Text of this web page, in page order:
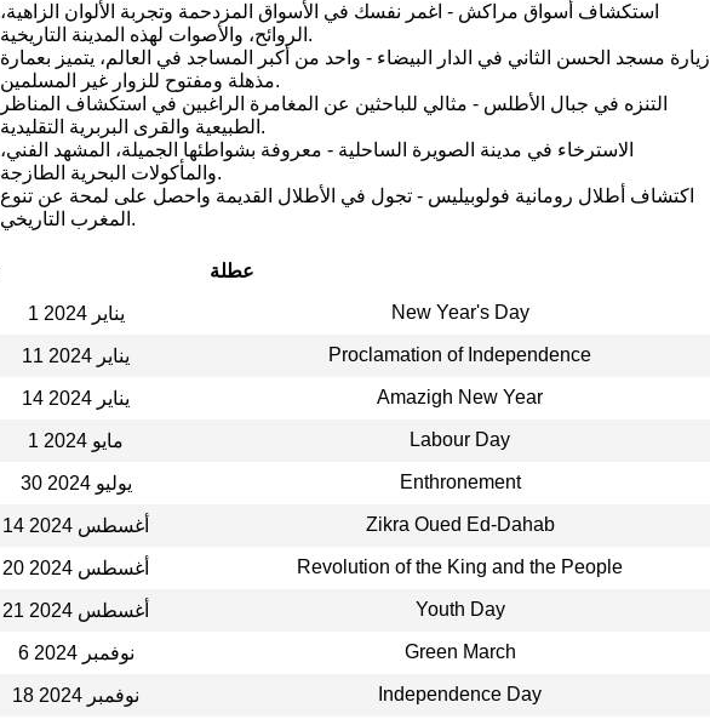
استكشاف أسواق مراكش - اغمر نفسك في الأسواق المزدحمة وتجربة الألوان الزاهية،
الروائح، والأصوات لهذه المدينة التاريخية.
زيارة مسجد الحسن الثاني في الدار البيضاء - واحد من أكبر المساجد في العالم، يتميز بعمارة
مذهلة ومفتوح للزوار غير المسلمين.
التنزه في جبال الأطلس - مثالي للباحثين عن المغامرة الراغبين في استكشاف المناظر
الطبيعية والقرى البربرية التقليدية.
الاسترخاء في مدينة الصويرة الساحلية - معروفة بشواطئها الجميلة، المشهد الفني،
والمأكولات البحرية الطازجة.
اكتشاف أطلال رومانية فولوبيليس - تجول في الأطلال القديمة واحصل على لمحة عن تنوع
المغرب التاريخي.
عطلة
1 يناير 2024 New Year's Day
11 يناير 2024 Proclamation of Independence
14 يناير 2024 Amazigh New Year
1 مايو 2024 Labour Day
30 يوليو 2024 Enthronement
14 أغسطس 2024 Zikra Oued Ed-Dahab
20 أغسطس 2024 Revolution of the King and the People
21 أغسطس 2024 Youth Day
6 نوفمبر 2024 Green March
18 نوفمبر 2024 Independence Day